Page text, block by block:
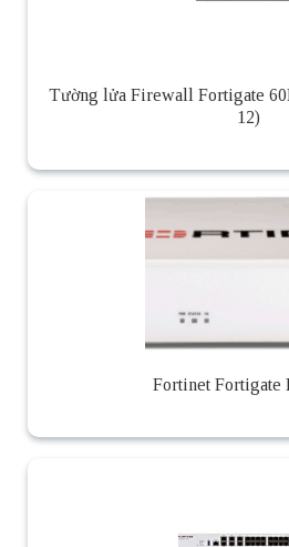
Tường lửa Firewall Fortigate
12)
Fortinet Fortigate